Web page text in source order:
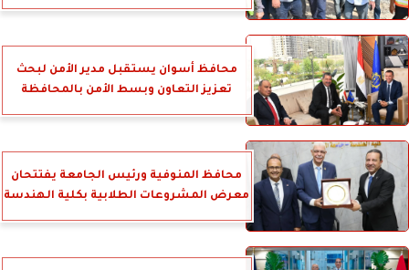
محافظ أسوان يستقبل مدير الأمن لبحث
تعزيز التعاون وبسط الأمن بالمحافظة
محافظ المنوفية ورئيس الجامعة يفتتحان
معرض المشروعات الطلابية بكلية الهندسة